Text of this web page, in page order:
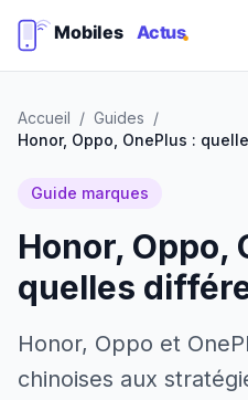
Accueil / Guides /
Honor, Oppo, OnePlus :
Guide marques
Honor, Oppo,
quelles
Honor, Oppo et
chinoises aux